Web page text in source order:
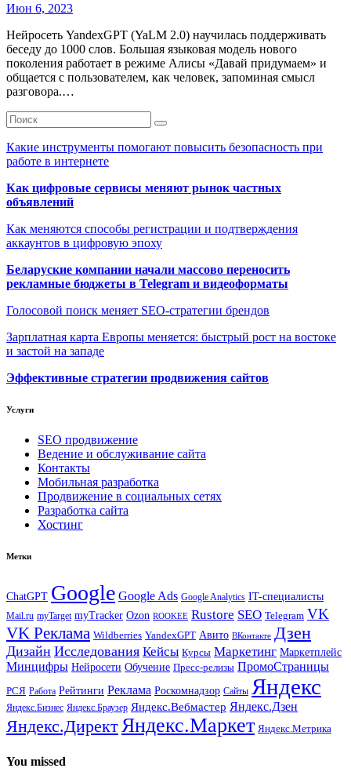
Июн 6, 2023
Нейросеть YandexGPT (YaLM 2.0) научилась поддерживать
беседу до 1000 слов. Большая языковая модель нового
поколения работает в режиме Алисы «Давай придумаем» и
общается с пользователем, как человек, запоминая смысл
разговора.…
Какие инструменты помогают повысить безопасность при
работе в интернете
Как цифровые сервисы меняют рынок частных
объявлений
Как меняются способы регистрации и подтверждения
аккаунтов в цифровую эпоху
Беларуские компании начали массово переносить
рекламные бюджеты в Telegram и видеоформаты
Голосовой поиск меняет SEO-стратегии брендов
Зарплатная карта Европы меняется: быстрый рост на востоке
и застой на западе
Эффективные стратегии продвижения сайтов
Услуги
SEO продвижение
Ведение и обслуживание сайта
Контакты
Мобильная разработка
Продвижение в социальных сетях
Разработка сайта
Хостинг
Метки
ChatGPT Google Google Ads Google Analytics IT-специалисты
Mail.ru myTarget myTracker Ozon ROOKEE Rustore SEO Telegram VK
VK Реклама Wildberries YandexGPT Авито ВКонтакте Дзен
Дизайн Исследования Кейсы Курсы Маркетинг Маркетплейс
Минцифры Нейросети Обучение Пресс-релизы ПромоСтраницы
РСЯ Работа Рейтинги Реклама Роскомнадзор Сайты Яндекс
Яндекс.Бизнес Яндекс.Браузер Яндекс.Вебмастер Яндекс.Дзен
Яндекс.ДиректЯндекс.Маркет Яндекс.Метрика
You missed